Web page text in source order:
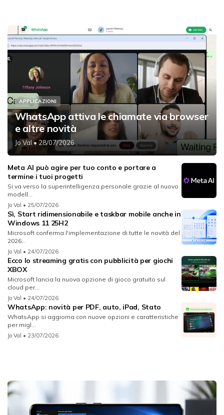
APPLICAZIONI
WhatsApp attiva le chiamate via browser
e altre novità
Jo Val• 28/07/2026
Meta AI può agire per tuo conto e portare a
termine i tuoi progetti
Si va verso la superintelligenza personale grazie al nuovo
modell...
Jo Val • 25/07/2026
Sì, Start ridimensionabile e taskbar mobile anche in
Windows 11 25H2
Microsoft conferma l'implementazione di tutte le novità del
2026...
Jo Val • 24/07/2026
Ecco lo streaming gratis con pubblicità per giochi
XBOX
Microsoft lancia la nuova opzione di gioco gratuito sul
cloud per...
Jo Val • 24/07/2026
WhatsApp: novità per PDF, auto, iPad, Stato
WhatsApp si aggiorna con nuove opzioni e caratteristiche
per migl...
Jo Val • 23/07/2026